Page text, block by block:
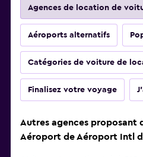
Agences de location de
Aéroports alternatifs
Catégories de voiture de
Finalisez votre voyage
Autres agences proposant
Aéroport de Aéroport Intl